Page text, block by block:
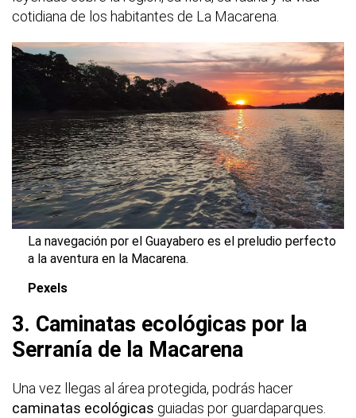
cotidiana de los habitantes de La Macarena.
La navegación por el Guayabero es el preludio perfecto
a la aventura en la Macarena.
Pexels
3. Caminatas ecológicas por la
Serranía de la Macarena
Una vez llegas al área protegida, podrás hacer
caminatas ecológicas guiadas por guardaparques.